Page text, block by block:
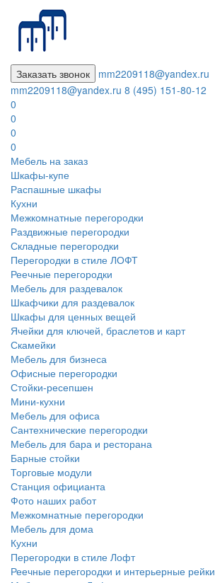
Заказать звонок
mm2209118@yandex.ru
mm2209118@yandex.ru 8 (495) 151-80-12
0
0
0
0
Мебель на заказ
Шкафы-купе
Распашные шкафы
Кухни
Межкомнатные перегородки
Раздвижные перегородки
Складные перегородки
Перегородки в стиле ЛОФТ
Реечные перегородки
Мебель для раздевалок
Шкафчики для раздевалок
Шкафы для ценных вещей
Ячейки для ключей, браслетов и карт
Скамейки
Мебель для бизнеса
Офисные перегородки
Стойки-ресепшен
Мини-кухни
Мебель для офиса
Сантехнические перегородки
Мебель для бара и ресторана
Барные стойки
Торговые модули
Станция официанта
Фото наших работ
Межкомнатные перегородки
Мебель для дома
Кухни
Перегородки в стиле Лофт
Реечные перегородки и интерьерные рейки